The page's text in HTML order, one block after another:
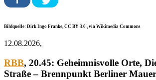
Bildquelle: Dirk Ingo Franke, CC BY 3.0 , via Wikimedia Commons
12.08.2026,
RBB, 20.45: Geheimnisvolle Orte,
Straße – Brennpunkt Berliner